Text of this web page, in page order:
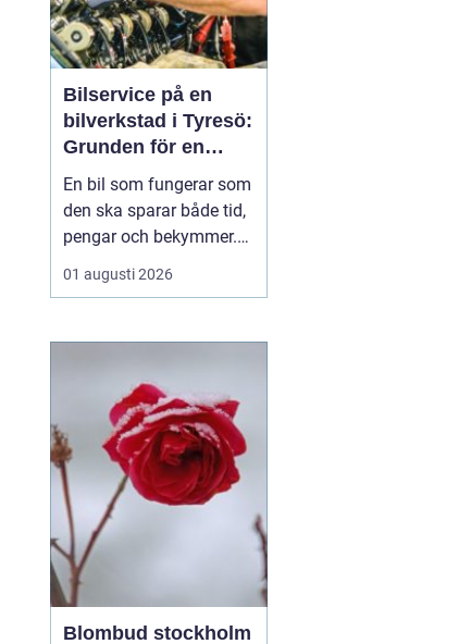
Bilservice på en
bilverkstad i Tyresö:
Grunden för en
trygg och hållbar
bilvardag
En bil som fungerar som
den ska sparar både tid,
pengar och bekymmer.
För många förare blir
servicefrågan ändå
tills en varningslampa
känns fel. Ge...
01 augusti 2026
Blombud stockholm